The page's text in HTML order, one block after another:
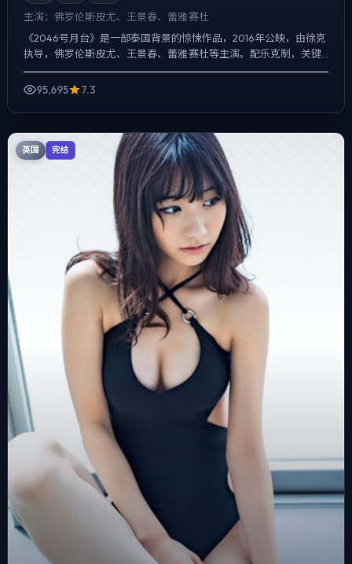
主演： 佛罗伦斯·皮尤、王景春、蕾雅·赛杜
《2046号月台》是一部泰国背景的惊悚作品，2016年公映，由徐克
执导，佛罗伦斯·皮尤、王景春、蕾雅·赛杜等主演。配乐克制，关键
场面反而以环境声托情绪，动作戏服务于叙事节点，每...
95,695
7.3
英国 完结